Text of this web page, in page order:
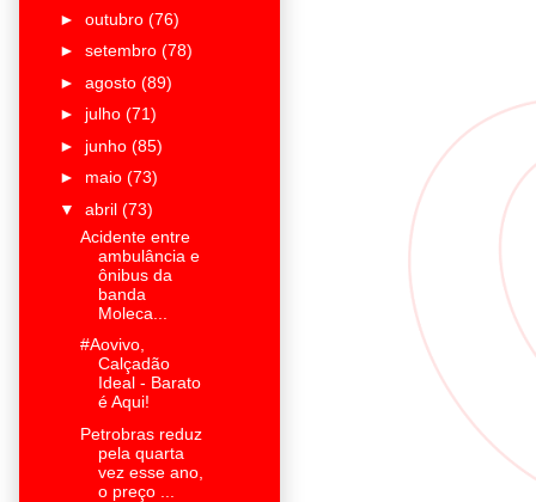
► outubro (76)
► setembro (78)
► agosto (89)
► julho (71)
► junho (85)
► maio (73)
▼ abril (73)
Acidente entre
ambulância e
ônibus da
banda
Moleca...
#Aovivo,
Calçadão
Ideal - Barato
é Aqui!
Petrobras reduz
pela quarta
vez esse ano,
o preço ...